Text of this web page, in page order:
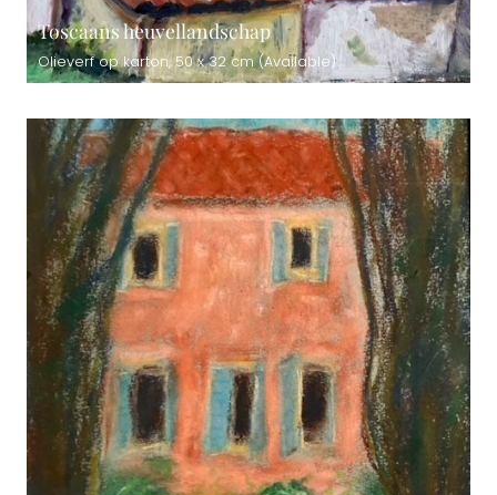
Toscaans heuvellandschap
Olieverf op karton, 50 x 32 cm (Available)